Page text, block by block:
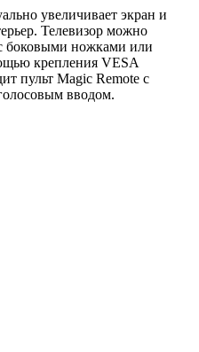
увеличивает экран и
Телевизор можно
боковыми ножками или
крепления VESA
пульт Magic Remote с
вводом.